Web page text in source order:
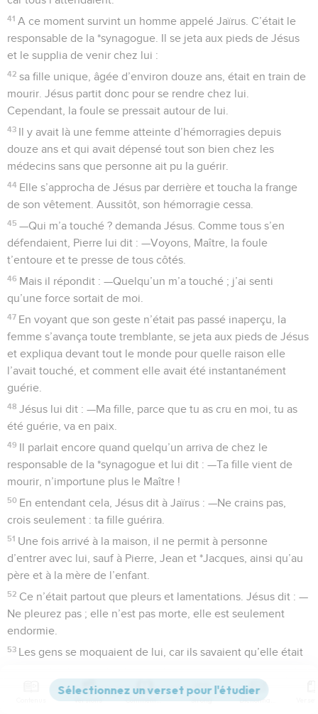
41 A ce moment survint un homme appelé Jaïrus. C’était le
responsable de la *synagogue. Il se jeta aux pieds de Jésus
et le supplia de venir chez lui :
42 sa fille unique, âgée d’environ douze ans, était en train de
mourir. Jésus partit donc pour se rendre chez lui.
Cependant, la foule se pressait autour de lui.
43 Il y avait là une femme atteinte d’hémorragies depuis
douze ans et qui avait dépensé tout son bien chez les
médecins sans que personne ait pu la guérir.
44 Elle s’approcha de Jésus par derrière et toucha la frange
de son vêtement. Aussitôt, son hémorragie cessa.
45 —Qui m’a touché ? demanda Jésus. Comme tous s’en
défendaient, Pierre lui dit : —Voyons, Maître, la foule
t’entoure et te presse de tous côtés.
46 Mais il répondit : —Quelqu’un m’a touché ; j’ai senti
qu’une force sortait de moi.
47 En voyant que son geste n’était pas passé inaperçu, la
femme s’avança toute tremblante, se jeta aux pieds de Jésus
et expliqua devant tout le monde pour quelle raison elle
l’avait touché, et comment elle avait été instantanément
guérie.
48 Jésus lui dit : —Ma fille, parce que tu as cru en moi, tu as
été guérie, va en paix.
49 Il parlait encore quand quelqu’un arriva de chez le
responsable de la *synagogue et lui dit : —Ta fille vient de
mourir, n’importune plus le Maître !
50 En entendant cela, Jésus dit à Jaïrus : —Ne crains pas,
crois seulement : ta fille guérira.
51 Une fois arrivé à la maison, il ne permit à personne
d’entrer avec lui, sauf à Pierre, Jean et *Jacques, ainsi qu’au
père et à la mère de l’enfant.
52 Ce n’était partout que pleurs et lamentations. Jésus dit : —
Ne pleurez pas ; elle n’est pas morte, elle est seulement
endormie.
53 Les gens se moquaient de lui, car ils savaient qu’elle était
Alors Jésus prit la main de la fillette et dit d’une voix
Versions Commentaires Strong